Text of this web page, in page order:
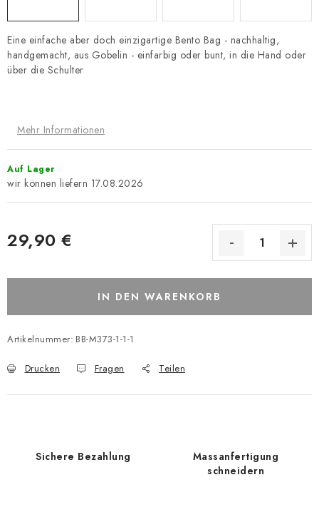
Eine einfache aber doch einzigartige Bento Bag - nachhaltig,
handgemacht, aus Gobelin - einfarbig oder bunt, in die Hand oder
über die Schulter
Mehr Informationen
Auf Lager
17.08.2026
29,90 €
IN DEN WARENKORB
Artikelnummer: BB-M373-1-1-1
Drucken Fragen Teilen
Sichere Bezahlung
Massanfertigung
schneidern